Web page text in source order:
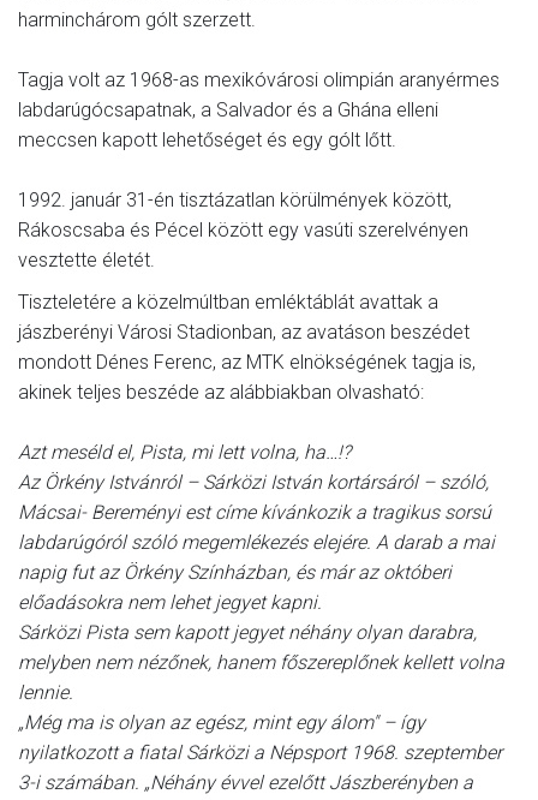
harminchárom gólt szerzett.
Tagja volt az 1968-as mexikóvárosi olimpián aranyérmes
labdarúgócsapatnak, a Salvador és a Ghána elleni
meccsen kapott lehetőséget és egy gólt lőtt.
1992. január 31-én tisztázatlan körülmények között,
Rákoscsaba és Pécel között egy vasúti szerelvényen
vesztette életét.
Tiszteletére a közelmúltban emléktáblát avattak a
jászberényi Városi Stadionban, az avatáson beszédet
mondott Dénes Ferenc, az MTK elnökségének tagja is,
akinek teljes beszéde az alábbiakban olvasható:
Azt meséld el, Pista, mi lett volna, ha…!?
Az Örkény Istvánról – Sárközi István kortársáról – szóló,
Mácsai- Bereményi est címe kívánkozik a tragikus sorsú
labdarúgóról szóló megemlékezés elejére. A darab a mai
napig fut az Örkény Színházban, és már az októberi
előadásokra nem lehet jegyet kapni.
Sárközi Pista sem kapott jegyet néhány olyan darabra,
melyben nem nézőnek, hanem főszereplőnek kellett volna
lennie.
„Még ma is olyan az egész, mint egy álom" – így
nyilatkozott a fiatal Sárközi a Népsport 1968. szeptember
3-i számában. „Néhány évvel ezelőtt Jászberényben a